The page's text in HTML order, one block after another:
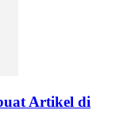
Artikel di